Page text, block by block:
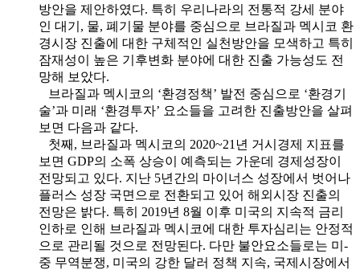
방안을 제안하였다. 특히 우리나라의 전통적 강세 분야
인 대기, 물, 폐기물 분야를 중심으로 브라질과 멕시코 환
경시장 진출에 대한 구체적인 실천방안을 모색하고 특히
잠재성이 높은 기후변화 분야에 대한 진출 가능성도 전
망해 보았다.
브라질과 멕시코의 ‘환경정책’ 발전 중심으로 ‘환경기
술’과 미래 ‘환경투자’ 요소들을 고려한 진출방안을 살펴
보면 다음과 같다.
첫째, 브라질과 멕시코의 2020~21년 거시경제 지표를
보면 GDP의 소폭 상승이 예측되는 가운데 경제성장이
전망되고 있다. 지난 5년간의 마이너스 성장에서 벗어나
플러스 성장 국면으로 전환되고 있어 해외시장 진출의
전망은 밝다. 특히 2019년 8월 이후 미국의 지속적 금리
인하로 인해 브라질과 멕시코에 대한 투자심리는 안정적
으로 관리될 것으로 전망된다. 다만 불안요소들로는 미-
중 무역분쟁, 미국의 강한 달러 정책 지속, 국제시장에서